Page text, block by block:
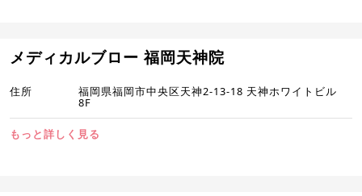
メディカルブロー 福岡天神院
住所 福岡県福岡市中央区天神2-13-18 天神ホワイトビル
8F
もっと詳しく見る